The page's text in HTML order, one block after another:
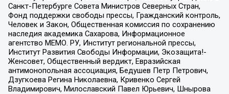
Санкт-Петербурге Совета Министров Северных Стран,
Фонд поддержки свободы прессы, Гражданский контроль,
Человек и Закон, Общественная комиссия по сохранению
наследия академика Сахарова, Информационное
агентство МЕМО. РУ, Институт региональной прессы,
Институт Развития Свободы Информации, Экозащита!-
Женсовет, Общественный вердикт, Евразийская
антимонопольная ассоциация, Бедушев Петр Петрович,
Дзугкоева Регина Николаевна, Кривенко Сергей
Владимирович, Милославский Павел Юрьевич, Шнырова